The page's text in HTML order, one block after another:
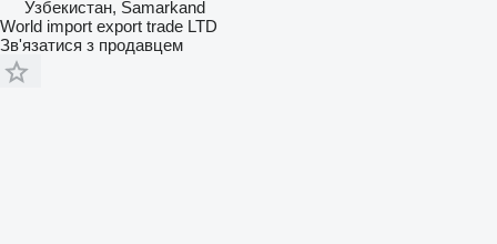
Узбекистан, Samarkand
World import export trade LTD
Зв'язатися з продавцем